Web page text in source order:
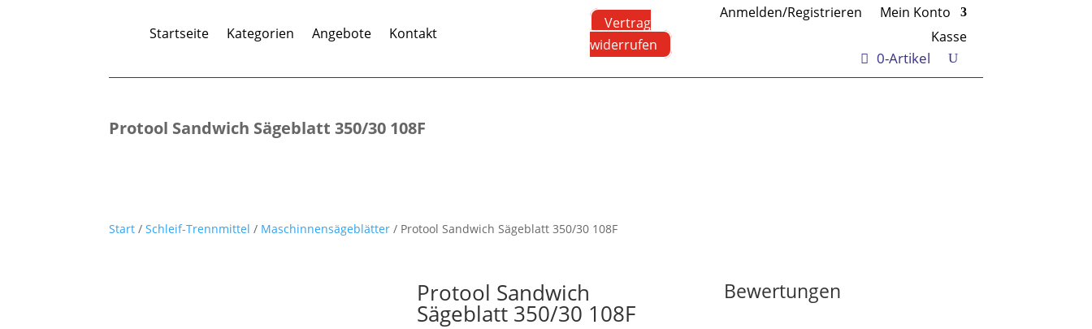
Startseite Kategorien Angebote Kontakt
Vertrag
widerrufen
Anmelden/Registrieren
Mein Konto
Kasse
0-Artikel
Protool Sandwich Sägeblatt 350/30 108F
Start /Schleif-Trennmittel / Maschinnensägeblätter / Protool Sandwich Sägeblatt 350/30 108F
Protool Sandwich
Sägeblatt 350/30 108F
Bewertungen